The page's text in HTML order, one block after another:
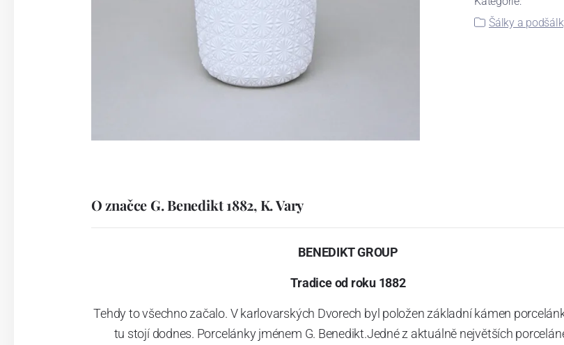
Šálky a
O značce G. Benedikt 1882, K. Vary
BENEDIKT GROUP
Tradice od roku 1882
Tehdy to všechno začalo. V karlovarských Dvorech byl položen základní kámen
tu stojí dodnes. Porcelánky jménem G. Benedikt.Jedné z aktuálně největších